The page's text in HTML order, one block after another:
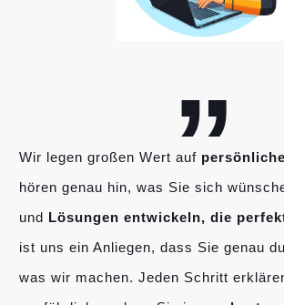
„
Wir legen großen Wert auf
hören genau hin, was Sie sich
und Lösungen entwickeln, die
ist uns ein Anliegen, dass Sie genau
was wir machen. Jeden Schritt